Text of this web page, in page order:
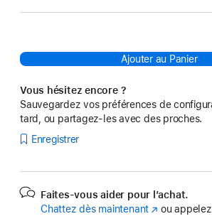
Ajouter au Panier
Vous hésitez encore ?
Sauvegardez vos préférences de
tard, ou partagez-les avec des proches.
Enregistrer
Faites-vous aider pour l’achat.
Chattez dès maintenant (s’ouvre
ou